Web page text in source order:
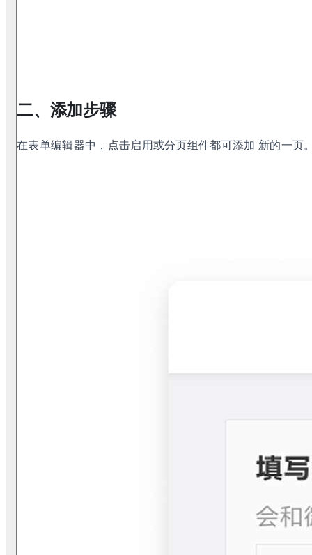
二、添加步骤
在表单编辑器中，点击启用或分页组件都可添加 新的一页